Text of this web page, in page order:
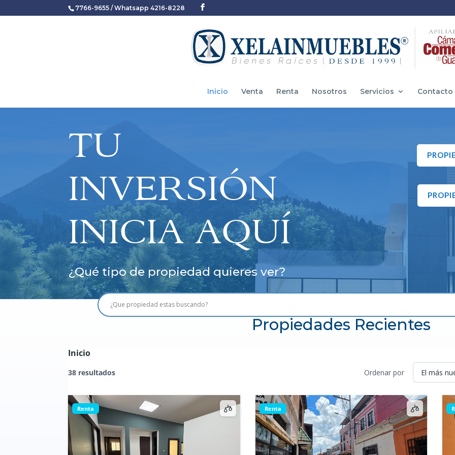
7766-9655 / Whatsapp 4216-8228
Inicio Venta Renta Nosotros Servicios Contacto
TU
INVERSIÓN
INICIA AQUÍ
¿Qué tipo de propiedad quieres ver?
Propiedades Recientes
Inicio
38 resultados Ordenar por
Renta Renta